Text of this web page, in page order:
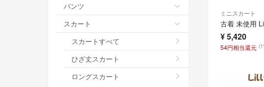
ミニスカート
¥5,420
54円相当還元
パンツ
スカート
スカートすべて
ひざ丈スカート
ロングスカート